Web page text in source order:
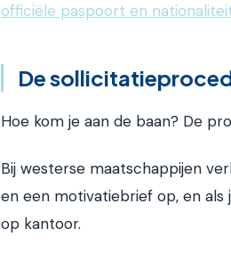
officiële paspoort en
De
Hoe kom je aan de baan? De
Bij westerse maatschappijen
en een motivatiebrief op, en
op kantoor.